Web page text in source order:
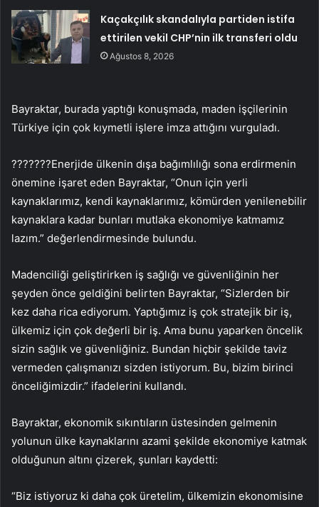
Kaçakçılık skandalıyla partiden istifa
ettirilen vekil CHP’nin ilk transferi oldu
Ağustos 8, 2026
Bayraktar, burada yaptığı konuşmada, maden işçilerinin
Türkiye için çok kıymetli işlere imza attığını vurguladı.
???????Enerjide ülkenin dışa bağımlılığı sona erdirmenin
önemine işaret eden Bayraktar, “Onun için yerli
kaynaklarımız, kendi kaynaklarımız, kömürden yenilenebilir
kaynaklara kadar bunları mutlaka ekonomiye katmamız
lazım.” değerlendirmesinde bulundu.
Madenciliği geliştirirken iş sağlığı ve güvenliğinin her
şeyden önce geldiğini belirten Bayraktar, “Sizlerden bir
kez daha rica ediyorum. Yaptığımız iş çok stratejik bir iş,
ülkemiz için çok değerli bir iş. Ama bunu yaparken öncelik
sizin sağlık ve güvenliğiniz. Bundan hiçbir şekilde taviz
vermeden çalışmanızı sizden istiyorum. Bu, bizim birinci
önceliğimizdir.” ifadelerini kullandı.
Bayraktar, ekonomik sıkıntıların üstesinden gelmenin
yolunun ülke kaynaklarını azami şekilde ekonomiye katmak
olduğunun altını çizerek, şunları kaydetti:
“Biz istiyoruz ki daha çok üretelim, ülkemizin ekonomisine